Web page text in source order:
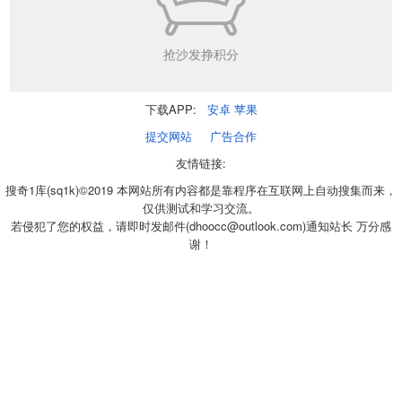
抢沙发挣积分
下载APP: 安卓 苹果
提交网站
广告合作
友情链接:
搜奇1库(sq1k)©2019 本网站所有内容都是靠程序在互联网上自动搜集而来，
仅供测试和学习交流。
若侵犯了您的权益，请即时发邮件(dhoocc@outlook.com)通知站长 万分感
谢！